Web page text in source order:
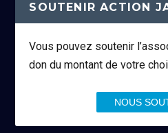
SOUTENIR ACTION
Vous pouvez soutenir
don du montant de votre
NOUS